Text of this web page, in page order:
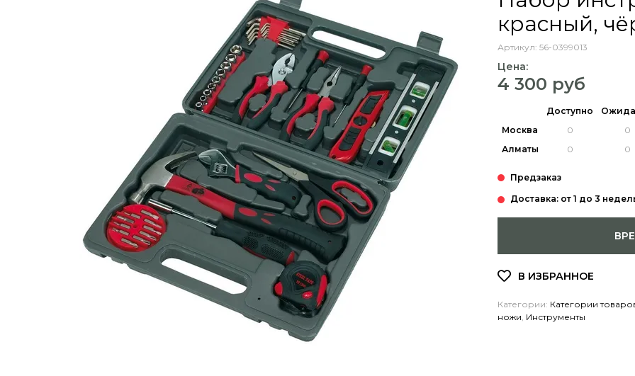
красный,
Артикул: 56-0399013
Цена:
4 300 руб
Доступно
Москва
Алматы
Доставка: от 1 до 3
Категории: Категории
ножи Инструменты